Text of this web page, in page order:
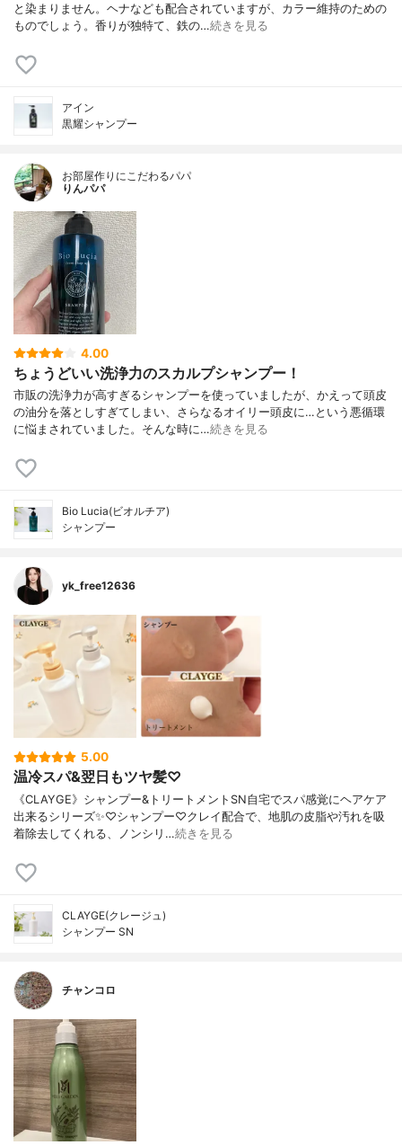
と染まりません。ヘナなども配合されていますが、カラー維持のための
ものでしょう。香りが独特て、鉄の…続きを見る
アイン
黒耀シャンプー
お部屋作りにこだわるパパ
りんパパ
4.00
ちょうどいい洗浄力のスカルプシャンプー！
市販の洗浄力が高すぎるシャンプーを使っていましたが、かえって頭皮
の油分を落としすぎてしまい、さらなるオイリー頭皮に…という悪循環
に悩まされていました。そんな時に…続きを見る
Bio Lucia(ビオルチア)
シャンプー
yk_free12636
5.00
温冷スパ&翌日もツヤ髪♡
《CLAYGE》シャンプー&トリートメントSN自宅でスパ感覚にヘアケア
出来るシリーズ✨♡シャンプー♡クレイ配合で、地肌の皮脂や汚れを吸
着除去してくれる、ノンシリ…続きを見る
CLAYGE(クレージュ)
シャンプー SN
チャンコロ